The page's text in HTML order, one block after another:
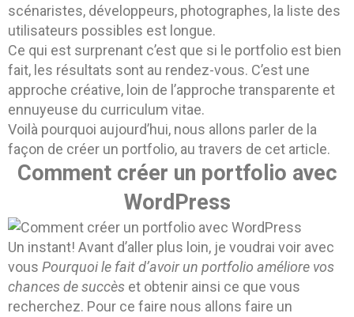
scénaristes, développeurs, photographes, la liste des
utilisateurs possibles est longue.
Ce qui est surprenant c’est que si le portfolio est bien
fait, les résultats sont au rendez-vous. C’est une
approche créative, loin de l’approche transparente et
ennuyeuse du curriculum vitae.
Voilà pourquoi aujourd’hui, nous allons parler de la
façon de créer un portfolio, au travers de cet article.
Comment créer un portfolio avec
WordPress
Un instant! Avant d’aller plus loin, je voudrai voir avec
vous Pourquoi le fait d’avoir un portfolio améliore vos
chances de succès et obtenir ainsi ce que vous
recherchez. Pour ce faire nous allons faire un